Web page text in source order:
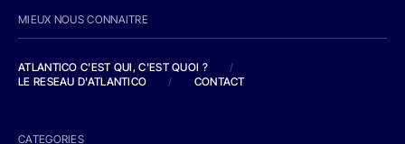
MIEUX NOUS CONNAITRE
ATLANTICO C'EST QUI, C'EST QUOI ?
/
LE RESEAU D'ATLANTICO
/ CONTACT
CATEGORIES